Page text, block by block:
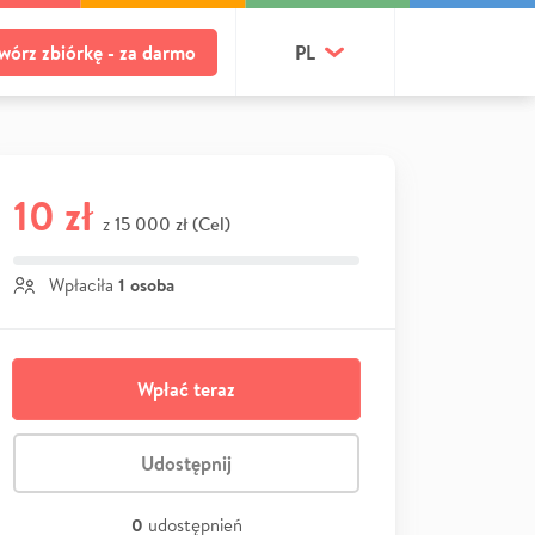
zbiórkę - za darmo PL
10 zł z 15 000 zł (Cel)
Wpłaciła 1 osoba
Wpłać teraz
Udostępnij
0 udostępnień